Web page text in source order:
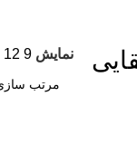
نمایش9
12